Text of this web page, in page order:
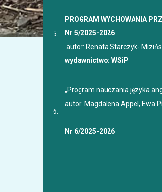
5.
PROGRAM WYCHOWANIA
Nr 5/2025-2026
autor: Renata Starczyk-
wydawnictwo:
6.
„Program nauczania języka
autor: Magdalena Appel, Ewa
Nr 6/2025-2026